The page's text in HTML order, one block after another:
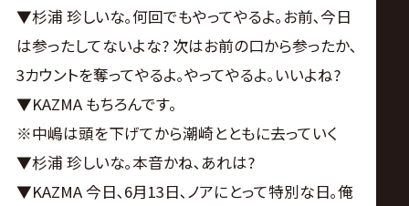
▼杉浦 珍しいな｡何回でもやってやるよ｡お前､今日
は参ったしてないよな? 次はお前の口から参ったか､
3カウントを奪ってやるよ｡やってやるよ｡いいよね?
▼KAZMA もちろんです。
※中嶋は頭を下げてから潮崎とともに去っていく
▼杉浦 珍しいな｡本音かね､あれは?
▼KAZMA 今日､6月13日､ノアにとって特別な日｡俺